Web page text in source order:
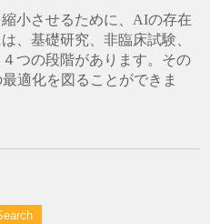
小させるために、AIの存在
、基礎研究、非臨床試験、
つの段階があります。その
適化を図ることができま